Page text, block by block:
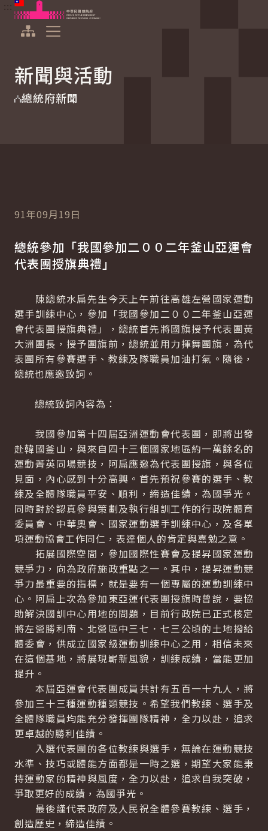
跳到主要內容
中華民國總統府
新聞與活動
總統府新聞
91年09月19日
總統參加「我國參加二００二年釜山亞運會
代表團授旗典禮」
陳總統水扁先生今天上午前往高雄左營國家運動
選手訓練中心，參加「我國參加二００二年釜山亞運
會代表團授旗典禮」，總統首先將國旗授予代表團黃
大洲團長，授予團旗前，總統並用力揮舞團旗，為代
表團所有參賽選手、教練及隊職員加油打氣。隨後，
總統也應邀致詞。
總統致詞內容為：
我國參加第十四屆亞洲運動會代表團，即將出發
赴韓國釜山，與來自四十三個國家地區約一萬餘名的
運動菁英同場競技，阿扁應邀為代表團授旗，與各位
見面，內心感到十分高興。首先預祝參賽的選手、教
練及全體隊職員平安、順利，締造佳績，為國爭光。
同時對於認真參與策劃及執行組訓工作的行政院體育
委員會、中華奧會、國家運動選手訓練中心，及各單
項運動協會工作同仁，表達個人的肯定與嘉勉之意。
拓展國際空間，參加國際性賽會及提昇國家運動
競爭力，向為政府施政重點之一。其中，提昇運動競
爭力最重要的指標，就是要有一個專屬的運動訓練中
心。阿扁上次為參加東亞運代表團授旗時曾說，要協
助解決國訓中心用地的問題，目前行政院已正式核定
將左營勝利南、北營區中三七．七三公頃的土地撥給
體委會，供成立國家級運動訓練中心之用，相信未來
在這個基地，將展現嶄新風貌，訓練成績，當能更加
提升。
本屆亞運會代表團成員共計有五百一十九人，將
參加三十三種運動種類競技。希望我們教練、選手及
全體隊職員均能充分發揮團隊精神，全力以赴，追求
更卓越的勝利佳績。
入選代表團的各位教練與選手，無論在運動競技
水準、技巧或體能方面都是一時之選，期望大家能秉
持運動家的精神與風度，全力以赴，追求自我突破，
爭取更好的成績，為國爭光。
最後謹代表政府及人民祝全體參賽教練、選手，
創造歷史，締造佳績。